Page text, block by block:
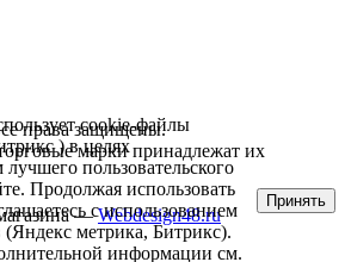
права защищены.
марки принадлежат их
магазина —Webdesign48.ru
cookie-файлы
) в целях
пользовательского
Продолжая использовать
с использованием
метрика, Битрикс).
информации см.
Принять